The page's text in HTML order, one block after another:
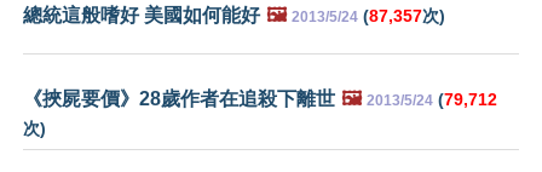
總統這般嗜好 美國如何能好 🖼️ 2013/5/24 (87,357次)
《挾屍要價》28歲作者在追殺下離世 🖼️ 2013/5/24 (79,712
次)